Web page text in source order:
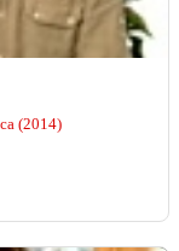
(2014)